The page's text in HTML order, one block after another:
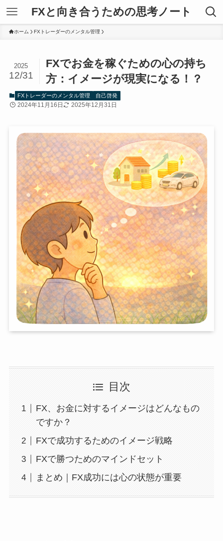
FXと向き合うための思考ノート
ホーム FXトレーダーのメンタル管理
FXでお金を稼ぐための心の持ち
方：イメージが現実になる！？
2025
12/31
FXトレーダーのメンタル管理 自己啓発
2024年11月16日 2025年12月31日
目次
FX、お金に対するイメージはどんなもの
ですか？
FXで成功するためのイメージ戦略
FXで勝つためのマインドセット
まとめ｜FX成功には心の状態が重要